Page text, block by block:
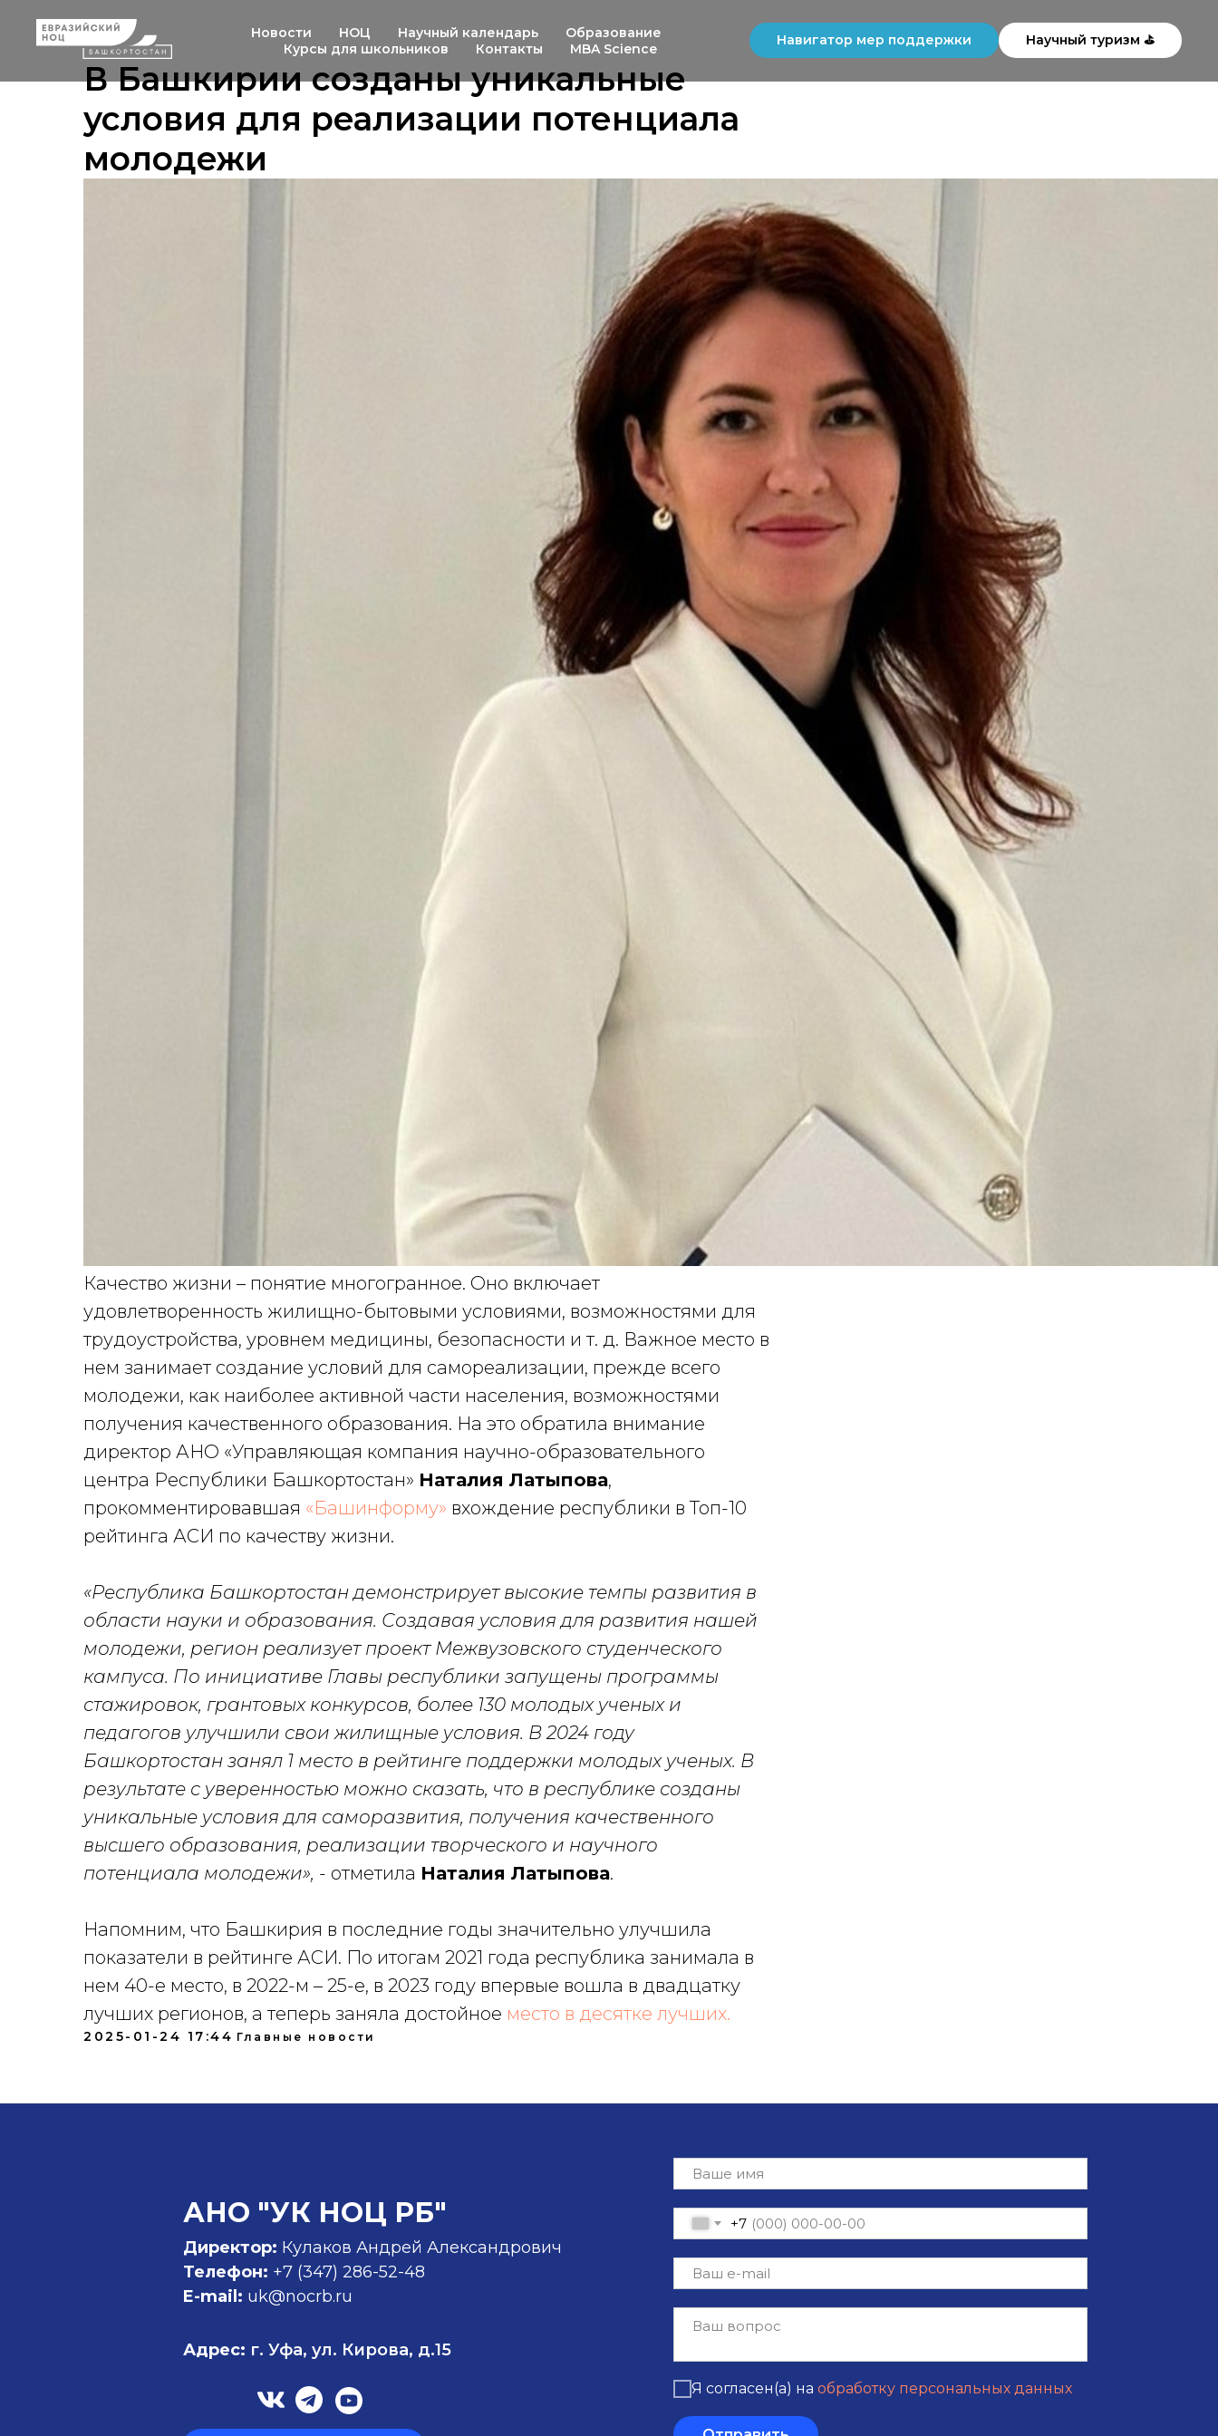
Новости НОЦ Научный календарь
Образование
Курсы для школьников
Контакты MBA Science
Навигатор мер поддержки Научный туризм ⛳
В Башкирии созданы уникальные
условия для реализации потенциала
молодежи
Качество жизни – понятие многогранное. Оно включает
удовлетворенность жилищно-бытовыми условиями, возможностями для
трудоустройства, уровнем медицины, безопасности и т. д. Важное место в
нем занимает создание условий для самореализации, прежде всего
молодежи, как наиболее активной части населения, возможностями
получения качественного образования. На это обратила внимание
директор АНО «Управляющая компания научно-образовательного
центра Республики Башкортостан» Наталия Латыпова,
прокомментировавшая «Башинформу» вхождение республики в Топ-10
рейтинга АСИ по качеству жизни.
«Республика Башкортостан демонстрирует высокие темпы развития в
области науки и образования. Создавая условия для развития нашей
молодежи, регион реализует проект Межвузовского студенческого
кампуса. По инициативе Главы республики запущены программы
стажировок, грантовых конкурсов, более 130 молодых ученых и
педагогов улучшили свои жилищные условия. В 2024 году
Башкортостан занял 1 место в рейтинге поддержки молодых ученых. В
результате с уверенностью можно сказать, что в республике созданы
уникальные условия для саморазвития, получения качественного
высшего образования, реализации творческого и научного
потенциала молодежи», - отметила Наталия Латыпова.
Напомним, что Башкирия в последние годы значительно улучшила
показатели в рейтинге АСИ. По итогам 2021 года республика занимала в
нем 40-е место, в 2022-м – 25-е, в 2023 году впервые вошла в двадцатку
лучших регионов, а теперь заняла достойное место в десятке лучших.
2025-01-24 17:44 Главные новости
+7
Я согласен(а) на обработку персональных данных
АНО "УК НОЦ РБ"
Директор: Кулаков Андрей Александрович
Телефон: +7 (347) 286-52-48
E-mail: uk@nocrb.ru
Адрес: г. Уфа, ул. Кирова, д.15